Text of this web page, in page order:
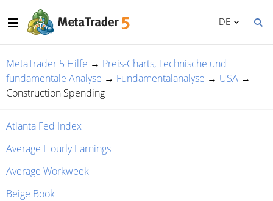
DE
MetaTrader 5 Hilfe → Preis-Charts, Technische und
fundamentale Analyse → Fundamentalanalyse → USA →
Construction Spending
Atlanta Fed Index
Average Hourly Earnings
Average Workweek
Beige Book